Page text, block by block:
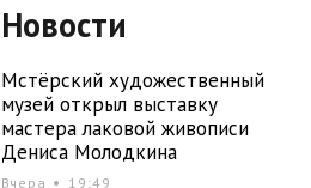
Новости
Мстёрский художественный
музей открыл выставку
мастера лаковой живописи
Дениса Молодкина
Вчера 19:49